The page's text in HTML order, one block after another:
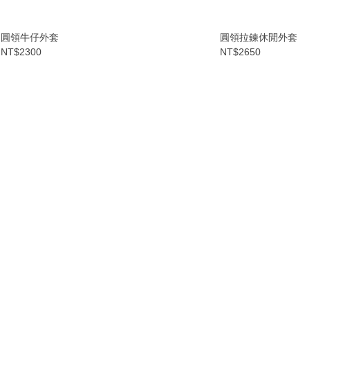
圓領牛仔外套
NT$2300
圓領拉鍊休閒外套
NT$2650